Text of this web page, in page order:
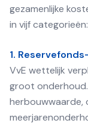
gezamenlijke
in vijf categorieën:
1.
VvE wettelijk
groot
herbouwwaarde,